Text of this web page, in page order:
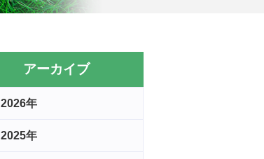
アーカイブ
2026年
2025年